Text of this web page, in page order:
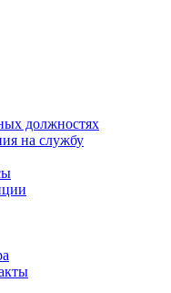
должностях
на службу